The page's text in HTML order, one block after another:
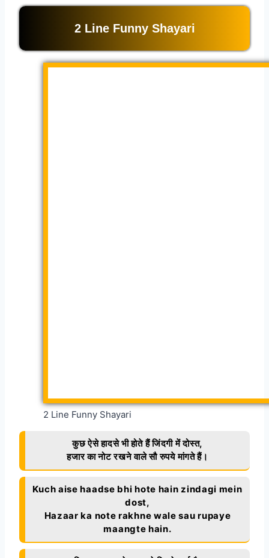
2 Line Funny Shayari
2 Line Funny Shayari
कुछ ऐसे हादसे भी होते हैं जिंदगी में दोस्त,
हजार का नोट रखने वाले सौ रुपये मांगते हैं।
Kuch aise haadse bhi hote hain zindagi mein
dost,
Hazaar ka note rakhne wale sau rupaye
maangte hain.